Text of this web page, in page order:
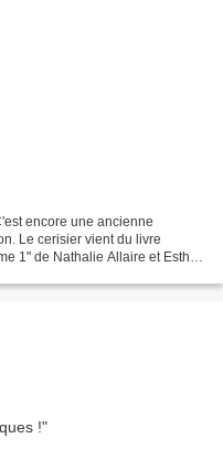
encore une ancienne
Le cerisier vient du livre
1" de Nathalie Allaire et Esther